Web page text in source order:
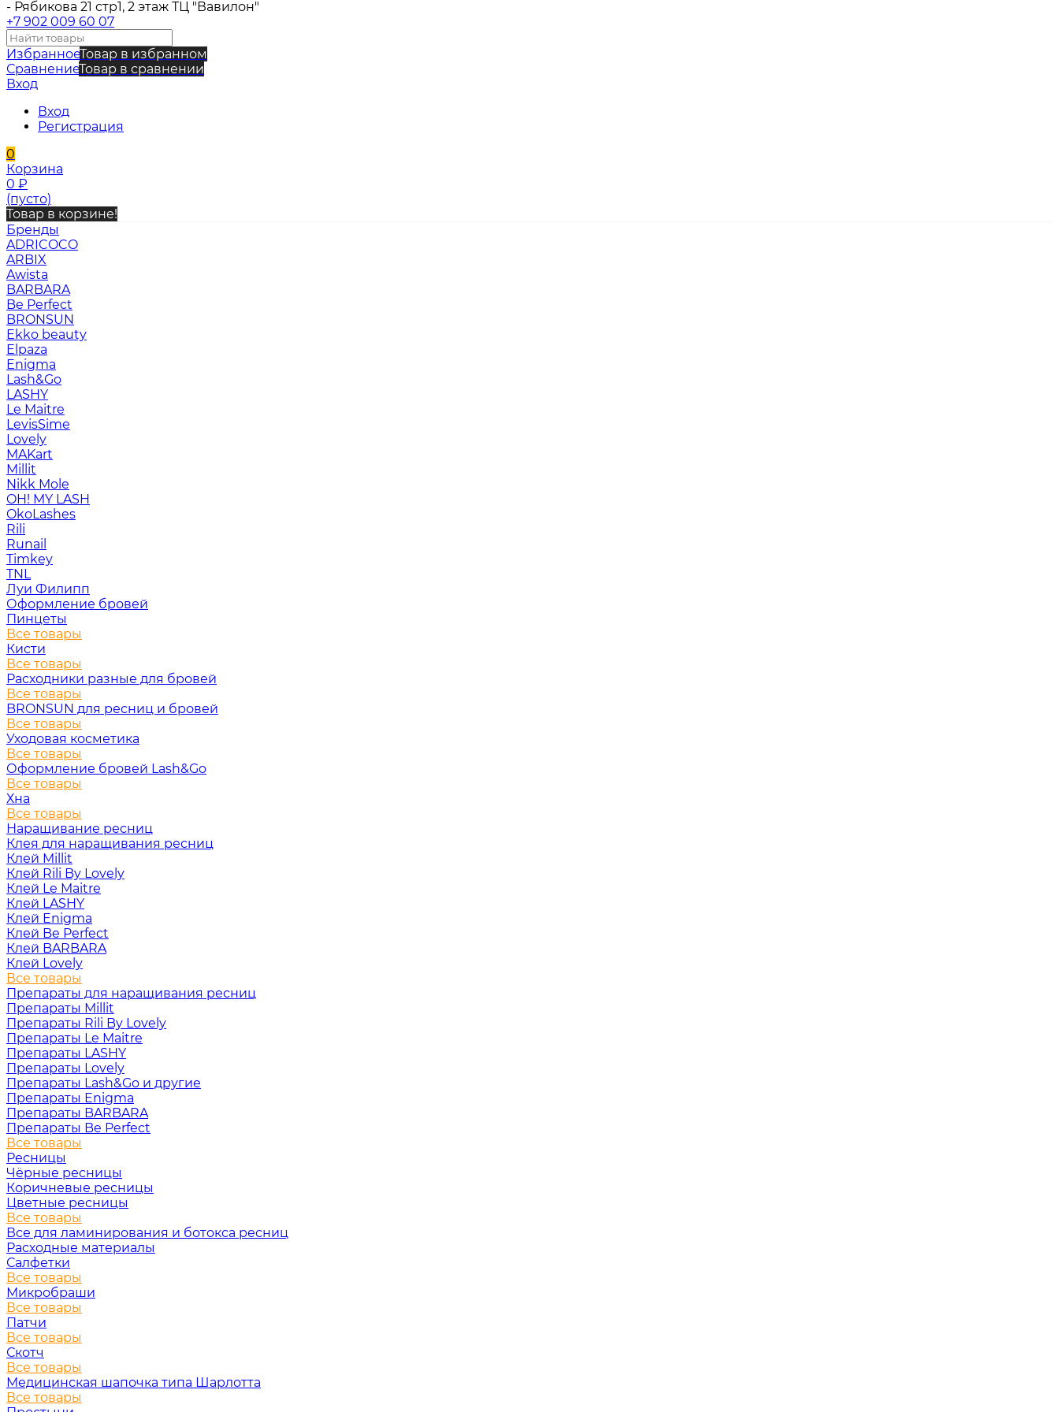
- Рябикова 21 стр1, 2 этаж ТЦ "Вавилон"
+7 902 009 60 07
ИзбранноеТовар в избранном
СравнениеТовар в сравнении
Вход
Вход
Регистрация
0
Корзина
0 ₽
(пусто)
Товар в корзине!
Бренды
ADRICOCO
ARBIX
Awista
BARBARA
Be Perfect
BRONSUN
Ekko beauty
Elpaza
Enigma
Lash&Go
LASHY
Le Maitre
LevisSime
Lovely
MAKart
Millit
Nikk Mole
OH! MY LASH
OkoLashes
Rili
Runail
Timkey
TNL
Луи Филипп
Оформление бровей
Пинцеты
Все товары
Кисти
Все товары
Расходники разные для бровей
Все товары
BRONSUN для ресниц и бровей
Все товары
Уходовая косметика
Все товары
Оформление бровей Lash&Go
Все товары
Хна
Все товары
Наращивание ресниц
Клея для наращивания ресниц
Клей Millit
Клей Rili By Lovely
Клей Le Maitre
Клей LASHY
Клей Enigma
Клей Be Perfect
Клей BARBARA
Клей Lovely
Все товары
Препараты для наращивания ресниц
Препараты Millit
Препараты Rili By Lovely
Препараты Le Maitre
Препараты LASHY
Препараты Lovely
Препараты Lash&Go и другие
Препараты Enigma
Препараты BARBARA
Препараты Be Perfect
Все товары
Ресницы
Чёрные ресницы
Коричневые ресницы
Цветные ресницы
Все товары
Все для ламинирования и ботокса ресниц
Расходные материалы
Салфетки
Все товары
Микробраши
Все товары
Патчи
Все товары
Скотч
Все товары
Медицинская шапочка типа Шарлотта
Все товары